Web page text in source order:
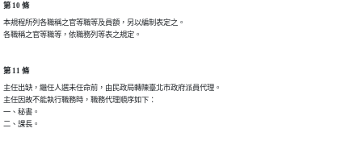
第 10 條
本規程所列各職稱之官等職等及員額，另以編制表定之。
各職稱之官等職等，依職務列等表之規定。
第 11 條
主任出缺，繼任人選未任命前，由民政局轉陳臺北市政府派員代理。
主任因故不能執行職務時，職務代理順序如下：
一、秘書。
二、課長。